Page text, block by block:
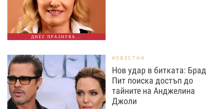
ДНЕС ПРАЗНУВА...
ИЗВЕСТНИ
Нов удар в битката: Брад
Пит поиска достъп до
тайните на Анджелина
Джоли